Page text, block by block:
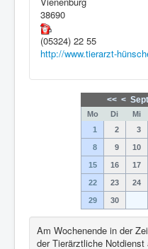
38690
(05324) 22 55
http://www.tierarzt-
<< <
Mo Di Mi
1
2 3
8 9 10
15 16 17
22 23 24
29 30
Am Wochenende in der
der Tierärztliche Notdienst